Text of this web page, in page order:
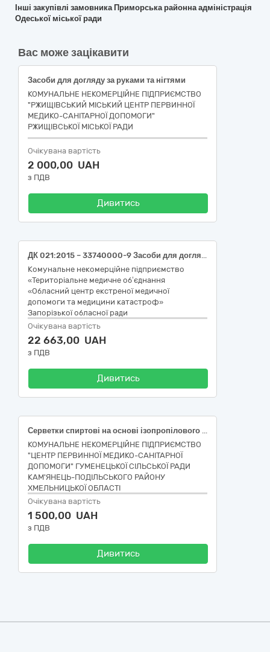
Інші закупівлі замовника Приморська районна адміністрація
Одеської міської ради
Вас може зацікавити
Засоби для догляду за руками та нігтями
КОМУНАЛЬНЕ НЕКОМЕРЦІЙНЕ ПІДПРИЄМСТВО
"РЖИЩІВСЬКИЙ МІСЬКИЙ ЦЕНТР ПЕРВИННОЇ
МЕДИКО-САНІТАРНОЇ ДОПОМОГИ"
РЖИЩІВСЬКОЇ МІСЬКОЇ РАДИ
Очікувана вартість
2 000,00 UAH
з ПДВ
Дивитись
ДК 021:2015 – 33740000-9 Засоби для догляду за руками та нігтями (Серветки спиртові на основі ізопропілового спирту від 60%, індивідуальна упаковка, 30х65, (100 шт/уп))
Комунальне некомерційне підприємство
«Територіальне медичне об’єднання
«Обласний центр екстреної медичної
допомоги та медицини катастроф»
Запорізької обласної ради
Очікувана вартість
22 663,00 UAH
з ПДВ
Дивитись
Серветки спиртові на основі ізопропілового спирту від 60%, індивідуальна упаковка, 30х65, (100 шт/уп)
КОМУНАЛЬНЕ НЕКОМЕРЦІЙНЕ ПІДПРИЄМСТВО
"ЦЕНТР ПЕРВИННОЇ МЕДИКО-САНІТАРНОЇ
ДОПОМОГИ" ГУМЕНЕЦЬКОЇ СІЛЬСЬКОЇ РАДИ
КАМ'ЯНЕЦЬ-ПОДІЛЬСЬКОГО РАЙОНУ
ХМЕЛЬНИЦЬКОЇ ОБЛАСТІ
Очікувана вартість
1 500,00 UAH
з ПДВ
Дивитись